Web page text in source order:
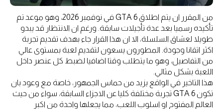
من المقرر ان يتم اطلاق GTA 6 في نوفمبر 2026، وهو موعد تم
تأكيده رسميا بعد عدة تأجيلات سابقة. ورغم ان الانتظار قد يبدو
طويلا لعشاق السلسلة، الا ان هذا القرار جاء بهدف تقديم تجربة
اكثر اتقانا وجودة. المطورون يسعون لتقديم لعبة بمستوى عالي
من التفاصيل، وهو ما يتطلب وقتا اضافيا لضبط كل عنصر داخل
اللعبة بشكل مثالي.
هذا التاخير في الواقع يزيد من حماس الجمهور، خاصة مع وعود بان
تكون GTA 6 تجربة مختلفة كليا عن الاجزاء السابقة، سواء من حيث
العالم المفتوح او اسلوب اللعب، مما يجعلها واحدة من اكبر